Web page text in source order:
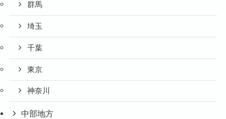
群馬
埼玉
千葉
東京
神奈川
中部地方